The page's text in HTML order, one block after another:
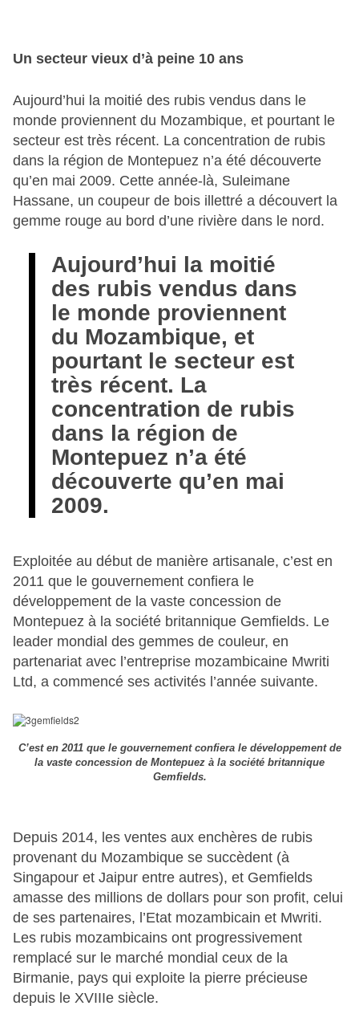
Un secteur vieux d’à peine 10 ans
Aujourd’hui la moitié des rubis vendus dans le
monde proviennent du Mozambique, et pourtant le
secteur est très récent. La concentration de rubis
dans la région de Montepuez n’a été découverte
qu’en mai 2009. Cette année-là, Suleimane
Hassane, un coupeur de bois illettré a découvert la
gemme rouge au bord d’une rivière dans le nord.
Aujourd’hui la moitié
des rubis vendus dans
le monde proviennent
du Mozambique, et
pourtant le secteur est
très récent. La
concentration de rubis
dans la région de
Montepuez n’a été
découverte qu’en mai
2009.
Exploitée au début de manière artisanale, c’est en
2011 que le gouvernement confiera le
développement de la vaste concession de
Montepuez à la société britannique Gemfields. Le
leader mondial des gemmes de couleur, en
partenariat avec l’entreprise mozambicaine Mwriti
Ltd, a commencé ses activités l’année suivante.
C’est en 2011 que le gouvernement confiera le développement de
la vaste concession de Montepuez à la société britannique
Gemfields.
Depuis 2014, les ventes aux enchères de rubis
provenant du Mozambique se succèdent (à
Singapour et Jaipur entre autres), et Gemfields
amasse des millions de dollars pour son profit, celui
de ses partenaires, l’Etat mozambicain et Mwriti.
Les rubis mozambicains ont progressivement
remplacé sur le marché mondial ceux de la
Birmanie, pays qui exploite la pierre précieuse
depuis le XVIIIe siècle.